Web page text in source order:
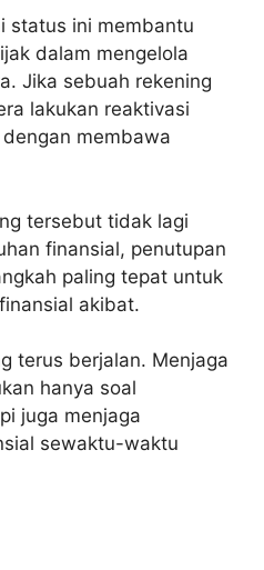
status ini membantu
dalam mengelola
Jika sebuah rekening
lakukan reaktivasi
membawa
tersebut tidak lagi
finansial, penutupan
paling tepat untuk
akibat.
terus berjalan. Menjaga
hanya soal
juga menjaga
sewaktu-waktu